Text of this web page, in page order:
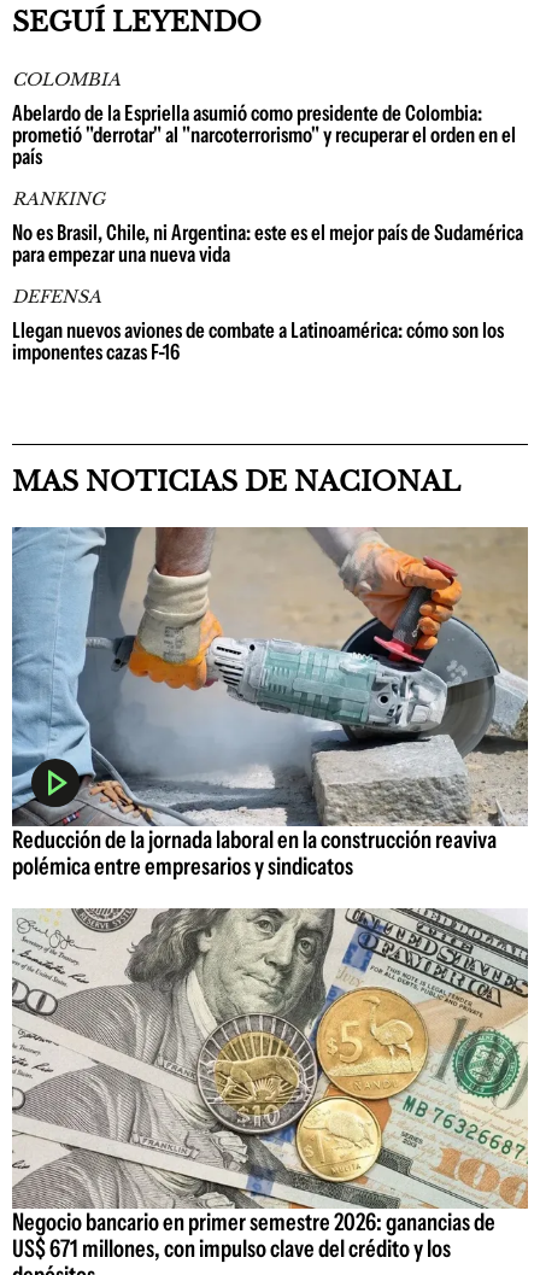
SEGUÍ LEYENDO
COLOMBIA
Abelardo de la Espriella asumió como presidente de Colombia:
prometió "derrotar" al "narcoterrorismo" y recuperar el orden en el
país
RANKING
No es Brasil, Chile, ni Argentina: este es el mejor país de Sudamérica
para empezar una nueva vida
DEFENSA
Llegan nuevos aviones de combate a Latinoamérica: cómo son los
imponentes cazas F-16
MAS NOTICIAS DE NACIONAL
Reducción de la jornada laboral en la construcción reaviva
polémica entre empresarios y sindicatos
Negocio bancario en primer semestre 2026: ganancias de
US$ 671 millones, con impulso clave del crédito y los